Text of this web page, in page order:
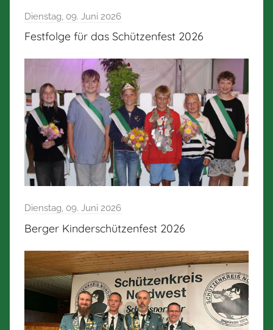
Dienstag, 09. Juni 2026
Festfolge für das Schützenfest 2026
Dienstag, 09. Juni 2026
Berger Kinderschützenfest 2026